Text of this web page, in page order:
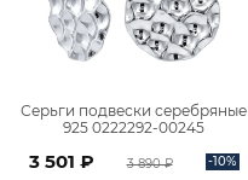
Серьги подвески серебряные
925 0222292-00245
3 501 ₽ 3 890 ₽ -10%